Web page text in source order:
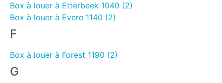
Box à louer à Etterbeek 1040 (2)
Box à louer à Evere 1140 (2)
F
Box à louer à Forest 1190 (2)
G